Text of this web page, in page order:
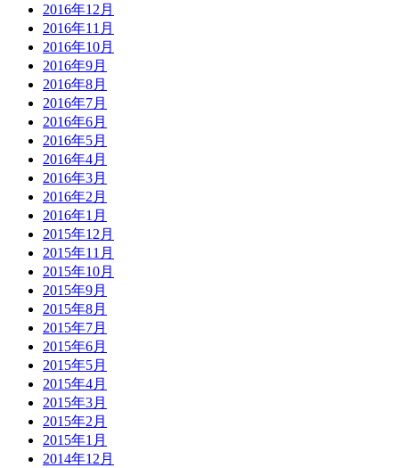
2016年12月
2016年11月
2016年10月
2016年9月
2016年8月
2016年7月
2016年6月
2016年5月
2016年4月
2016年3月
2016年2月
2016年1月
2015年12月
2015年11月
2015年10月
2015年9月
2015年8月
2015年7月
2015年6月
2015年5月
2015年4月
2015年3月
2015年2月
2015年1月
2014年12月